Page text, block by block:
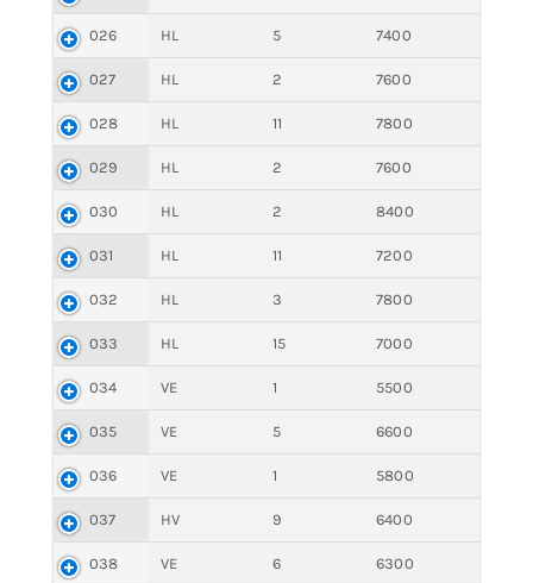
026 HL 5 7400
027 HL 2 7600
028 HL 11 7800
029 HL 2 7600
030 HL 2 8400
031 HL 11 7200
032 HL 3 7800
033 HL 15 7000
034 VE 1 5500
035 VE 5 6600
036 VE 1 5800
037 HV 9 6400
038 VE 6 6300